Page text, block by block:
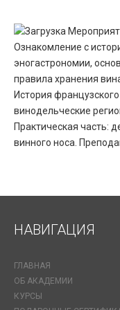
Ознакомление с
эногастрономии,
правила хранения
История
винодельческие
Практическая часть:
винного носа.
НАВИГАЦИЯ
ГЛАВНАЯ
ОБ АКАДЕМИИ
КУРСЫ